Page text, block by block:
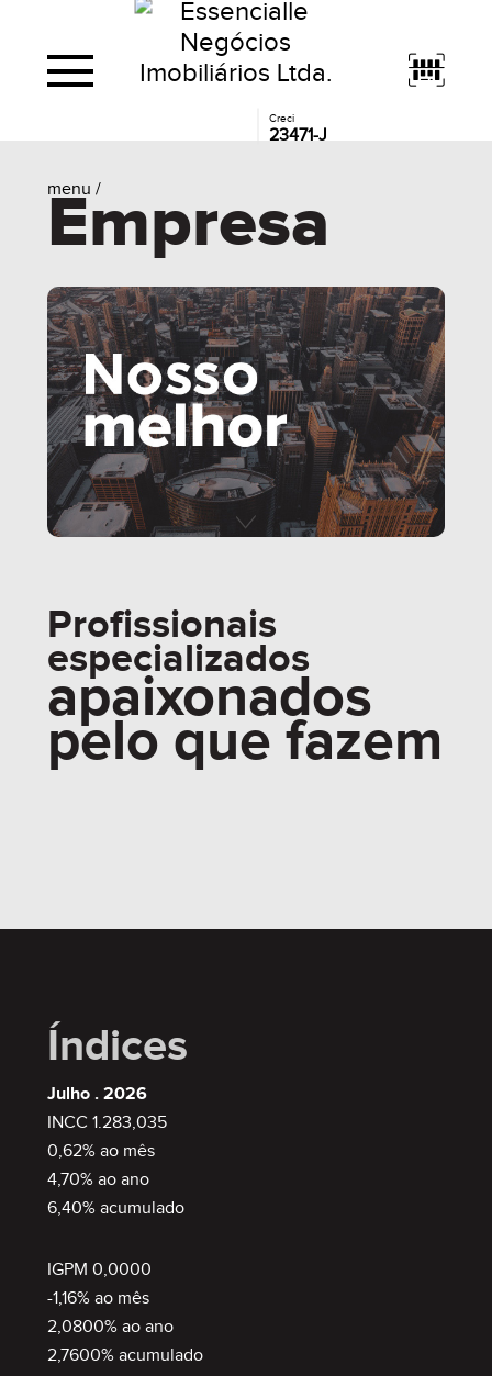
Creci
23471-J
menu /
Empresa
Profissionais
especializados
apaixonados
pelo que fazem
Índices
Julho . 2026
INCC 1.283,035
0,62% ao mês
4,70% ao ano
6,40% acumulado
IGPM 0,0000
-1,16% ao mês
2,0800% ao ano
2,7600% acumulado